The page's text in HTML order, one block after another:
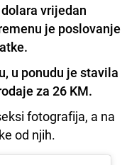
vrijedan
je poslovanje
u ponudu je stavila
za 26 KM.
fotografija, a na
od njih.